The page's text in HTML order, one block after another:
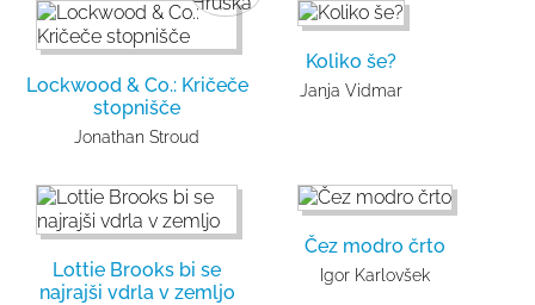
Lockwood & Co.: Kričeče
stopnišče
Jonathan Stroud
Koliko še?
Janja Vidmar
Lottie Brooks bi se
najrajši vdrla v zemljo
Čez modro črto
Igor Karlovšek